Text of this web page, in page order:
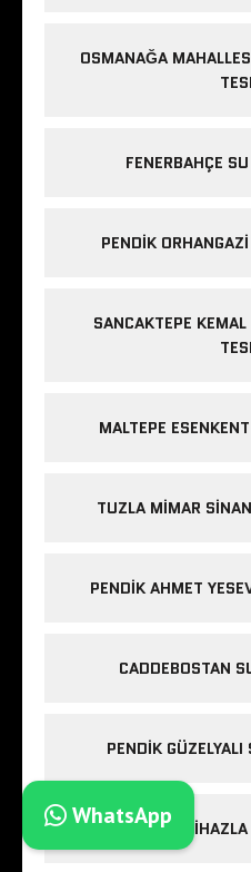
OSMANAĞA
FENERBAHÇE
PENDIK
SANCAKTEPE
MALTEPE
TUZLA MIMAR
PENDIK AHMET
CADDEBOSTAN
PENDIK
ÜMRANIYE
WhatsApp